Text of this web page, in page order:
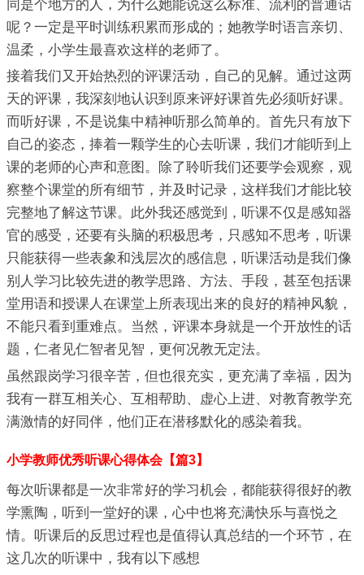
同是个地方的人，为什么她能说这么标准、流利的普通话
呢？一定是平时训练积累而形成的；她教学时语言亲切、
温柔，小学生最喜欢这样的老师了。
接着我们又开始热烈的评课活动，自己的见解。通过这两
天的评课，我深刻地认识到原来评好课首先必须听好课。
而听好课，不是说集中精神听那么简单的。首先只有放下
自己的姿态，捧着一颗学生的心去听课，我们才能听到上
课的老师的心声和意图。除了聆听我们还要学会观察，观
察整个课堂的所有细节，并及时记录，这样我们才能比较
完整地了解这节课。此外我还感觉到，听课不仅是感知器
官的感受，还要有头脑的积极思考，只感知不思考，听课
只能获得一些表象和浅层次的感信息，听课活动是我们像
别人学习比较先进的教学思路、方法、手段，甚至包括课
堂用语和授课人在课堂上所表现出来的良好的精神风貌，
不能只看到重难点。当然，评课本身就是一个开放性的话
题，仁者见仁智者见智，更何况教无定法。
虽然跟岗学习很辛苦，但也很充实，更充满了幸福，因为
我有一群互相关心、互相帮助、虚心上进、对教育教学充
满激情的好同伴，他们正在潜移默化的感染着我。
小学教师优秀听课心得体会【篇3】
每次听课都是一次非常好的学习机会，都能获得很好的教
学熏陶，听到一堂好的课，心中也将充满快乐与喜悦之
情。听课后的反思过程也是值得认真总结的一个环节，在
这几次的听课中，我有以下感想